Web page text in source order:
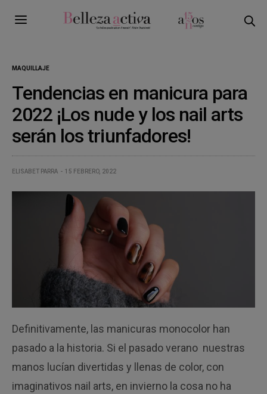
MAQUILLAJE
Tendencias en manicura para
2022 ¡Los nude y los nail arts
serán los triunfadores!
ELISABET PARRA 15 FEBRERO, 2022
Definitivamente, las manicuras monocolor han
pasado a la historia. Si el pasado verano nuestras
manos lucían divertidas y llenas de color, con
imaginativos nail arts, en invierno la cosa no ha